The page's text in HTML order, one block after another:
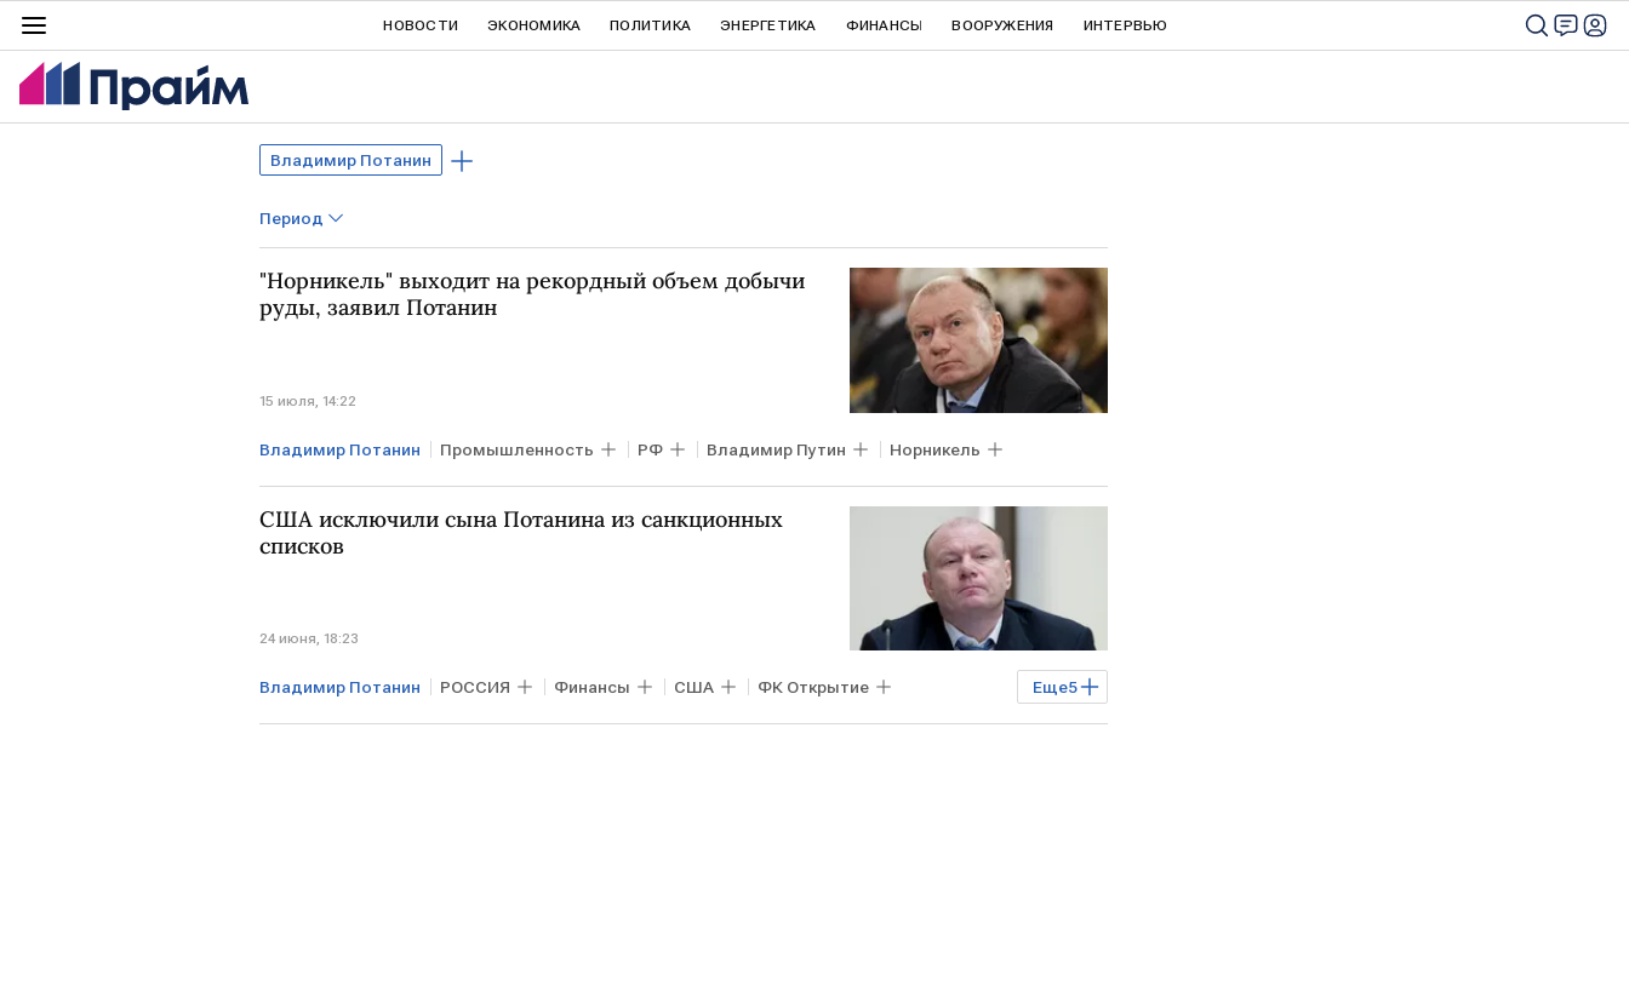
НОВОСТИ ЭКОНОМИКА ПОЛИТИКА ЭНЕРГЕТИКА ФИНАНСЫ ВООРУЖЕНИЯ ИНТЕРВЬЮ
Владимир Потанин
Период
"Норникель" выходит на рекордный объем добычи
руды, заявил Потанин
15 июля, 14:22
Владимир Потанин Промышленность РФ Владимир Путин Норникель
США исключили сына Потанина из санкционных
списков
24 июня, 18:23
Еще5
Владимир Потанин РОССИЯ Финансы США ФК Открытие
Новикомбанк Совкомбанк Минфин США санкции против РФ